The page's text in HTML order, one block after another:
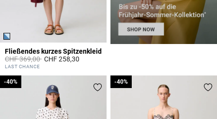
Fließendes kurzes Spitzenkleid
Price reduced from
CHF 369,00toCHF 258,30
5 out of 5 Customer Rating
LAST CHANCE
-40%
-40% -40%
-40%